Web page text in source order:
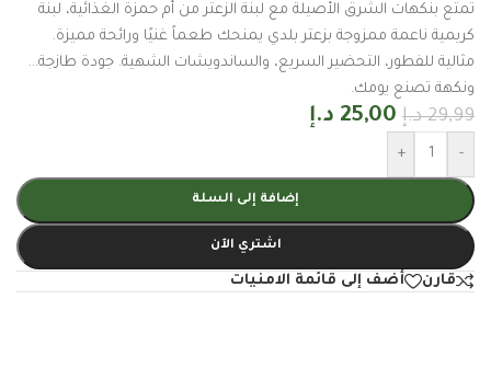
تمتع بنكهات الشرق الأصيلة مع لبنة الزعتر من أم حمزة الغذائية، لبنة
كريمية ناعمة ممزوجة بزعتر بلدي يمنحك طعماً غنيًا ورائحة مميزة.
مثالية للفطور، التحضير السريع، والساندويشات الشهية. جودة طازجة…
ونكهة تصنع يومك.
29,99 د.إ 25,00 د.إ
-
+
إضافة إلى السلة
اشتري الآن
قارن أضف إلى قائمة الامنيات